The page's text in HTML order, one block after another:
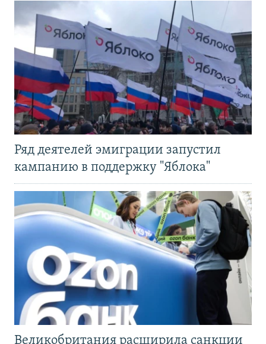
Ряд деятелей эмиграции запустил
кампанию в поддержку "Яблока"
Великобритания расширила санкции